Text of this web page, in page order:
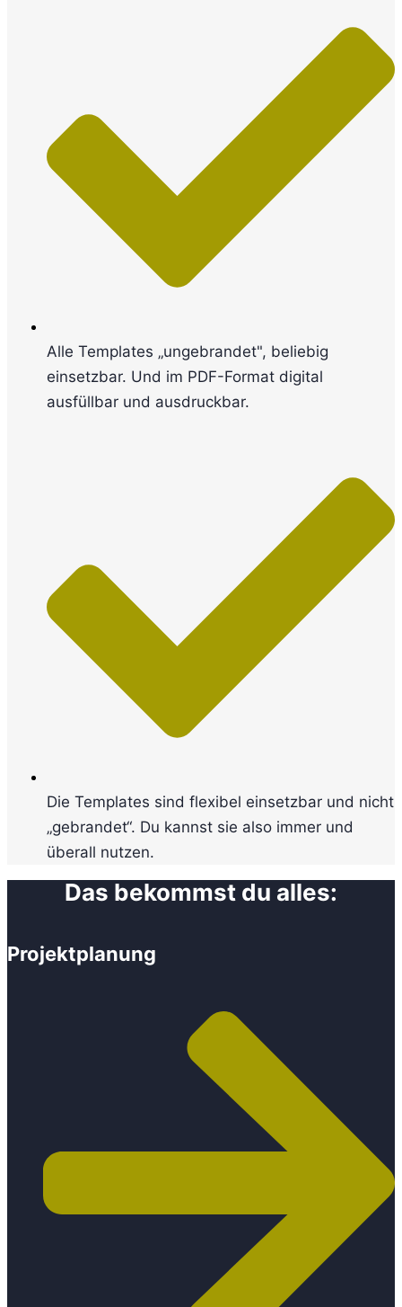
Alle Templates „ungebrandet", beliebig
einsetzbar. Und im PDF-Format digital
ausfüllbar und ausdruckbar.
Die Templates sind flexibel einsetzbar und nicht
„gebrandet“. Du kannst sie also immer und
überall nutzen.
Das bekommst du alles:
Projektplanung